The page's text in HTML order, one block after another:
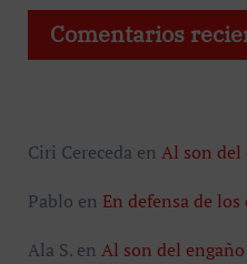
Comentarios
Ciri Cereceda en Al son del
Pablo en En defensa de
Ala S.en Al son del engaño